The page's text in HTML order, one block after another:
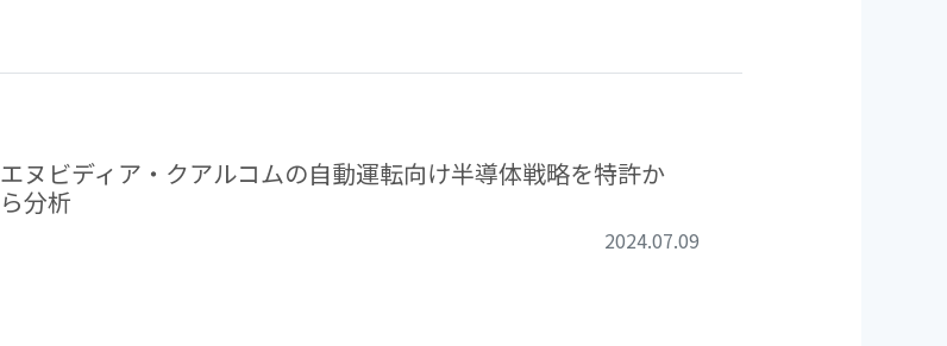
エヌビディア・クアルコムの自動運転向け半導体戦略を特許か
ら分析
2024.07.09